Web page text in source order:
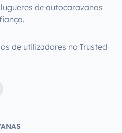
de autocaravanas
de utilizadores no Trusted